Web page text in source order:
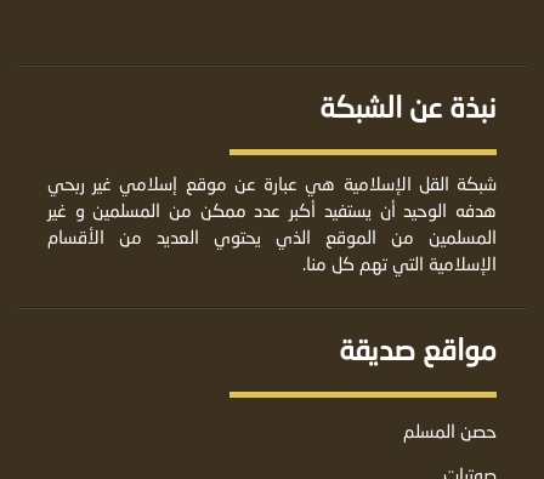
نبذة عن الشبكة
شبكة القل الإسلامية هي عبارة عن موقع إسلامي غير ربحي
هدفه الوحيد أن يستفيد أكبر عدد ممكن من المسلمين و غير
المسلمين من الموقع الذي يحتوي العديد من الأقسام
الإسلامية التي تهم كل منا.
مواقع صديقة
حصن المسلم
صوتيات